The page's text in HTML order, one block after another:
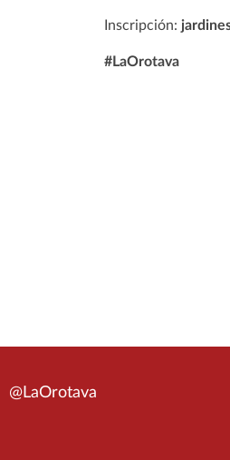
Inscripción:
#LaOrotava
@LaOrotava